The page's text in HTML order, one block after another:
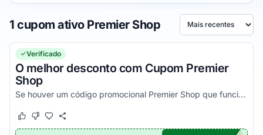
Módulos, Subwoofers, Woofers e muito mais.
1 cupom ativo Premier Shop Ordenar por
Verificado
O melhor desconto com Cupom Premier
Shop
Se houver um código promocional Premier Shop que funciona, ele estará aqui na nossa página. Pegue o voucher e confira agora!
Este cupom funcionou
Este cupom não funcionou